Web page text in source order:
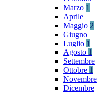
Marzo 1
Aprile
Maggio 2
Giugno
Luglio 1
Agosto 1
Settembre
Ottobre 1
Novembre
Dicembre